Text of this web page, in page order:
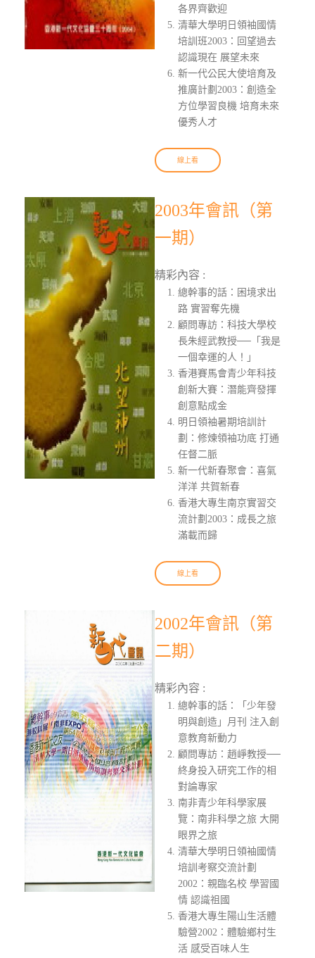
各界齊歡迎
清華大學明日領袖國情
培訓班2003：回望過去
認識現在 展望未來
新一代公民大使培育及
推廣計劃2003：創造全
方位學習良機 培育未來
優秀人才
線上看
2003年會訊（第
一期）
精彩內容 :
總幹事的話：困境求出
路 實習奪先機
顧問專訪：科技大學校
長朱經武教授──「我是
一個幸運的人！」
香港賽馬會青少年科技
創新大賽：潛能齊發揮
創意點成金
明日領袖暑期培訓計
劃：修煉領袖功底 打通
任督二脈
新一代新春聚會：喜氣
洋洋 共賀新春
香港大專生南京實習交
流計劃2003：成長之旅
滿載而歸
線上看
2002年會訊（第
二期）
精彩內容 :
總幹事的話：「少年發
明與創造」月刊 注入創
意教育新動力
顧問專訪：趙崢教授──
終身投入研究工作的相
對論專家
南非青少年科學家展
覽：南非科學之旅 大開
眼界之旅
清華大學明日領袖國情
培訓考察交流計劃
2002：親臨名校 學習國
情 認識祖國
香港大專生陽山生活體
驗營2002：體驗鄉村生
活 感受百味人生